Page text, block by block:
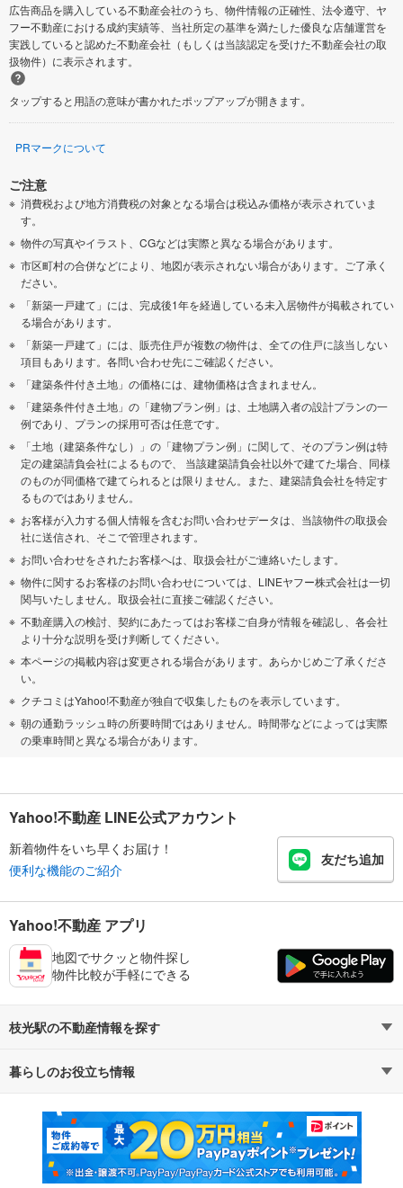
広告商品を購入している不動産会社のうち、物件情報の正確性、法令遵守、ヤ
フー不動産における成約実績等、当社所定の基準を満たした優良な店舗運営を
実践していると認めた不動産会社（もしくは当該認定を受けた不動産会社の取
扱物件）に表示されます。
タップすると用語の意味が書かれたポップアップが開きます。
PRマークについて
ご注意
消費税および地方消費税の対象となる場合は税込み価格が表示されていま
す。
物件の写真やイラスト、CGなどは実際と異なる場合があります。
市区町村の合併などにより、地図が表示されない場合があります。ご了承く
ださい。
「新築一戸建て」には、完成後1年を経過している未入居物件が掲載されてい
る場合があります。
「新築一戸建て」には、販売住戸が複数の物件は、全ての住戸に該当しない
項目もあります。各問い合わせ先にご確認ください。
「建築条件付き土地」の価格には、建物価格は含まれません。
「建築条件付き土地」の「建物プラン例」は、土地購入者の設計プランの一
例であり、プランの採用可否は任意です。
「土地（建築条件なし）」の「建物プラン例」に関して、そのプラン例は特
定の建築請負会社によるもので、 当該建築請負会社以外で建てた場合、同様
のものが同価格で建てられるとは限りません。また、建築請負会社を特定す
るものではありません。
お客様が入力する個人情報を含むお問い合わせデータは、当該物件の取扱会
社に送信され、そこで管理されます。
お問い合わせをされたお客様へは、取扱会社がご連絡いたします。
物件に関するお客様のお問い合わせについては、LINEヤフー株式会社は一切
関与いたしません。取扱会社に直接ご確認ください。
不動産購入の検討、契約にあたってはお客様ご自身が情報を確認し、各会社
より十分な説明を受け判断してください。
本ページの掲載内容は変更される場合があります。あらかじめご了承くださ
い。
クチコミはYahoo!不動産が独自で収集したものを表示しています。
朝の通勤ラッシュ時の所要時間ではありません。時間帯などによっては実際
の乗車時間と異なる場合があります。
Yahoo!不動産 LINE公式アカウント
新着物件をいち早くお届け！
便利な機能のご紹介
友だち追加
Yahoo!不動産 アプリ
地図でサクッと物件探し
物件比較が手軽にできる
枝光駅の不動産情報を探す
不動産・住宅
新築マンション 中古マンション
新築一戸建て 中古一戸建て
暮らしのお役立ち情報
マンションカタログ 教えて！住まいの先生